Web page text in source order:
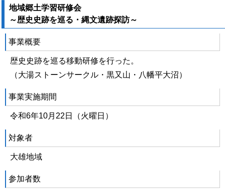
地域郷土学習研修会
～歴史史跡を巡る・縄文遺跡探訪～
事業概要
歴史史跡を巡る移動研修を行った。
（大湯ストーンサークル・黒又山・八幡平大沼）
事業実施期間
令和6年10月22日（火曜日）
対象者
大雄地域
参加者数